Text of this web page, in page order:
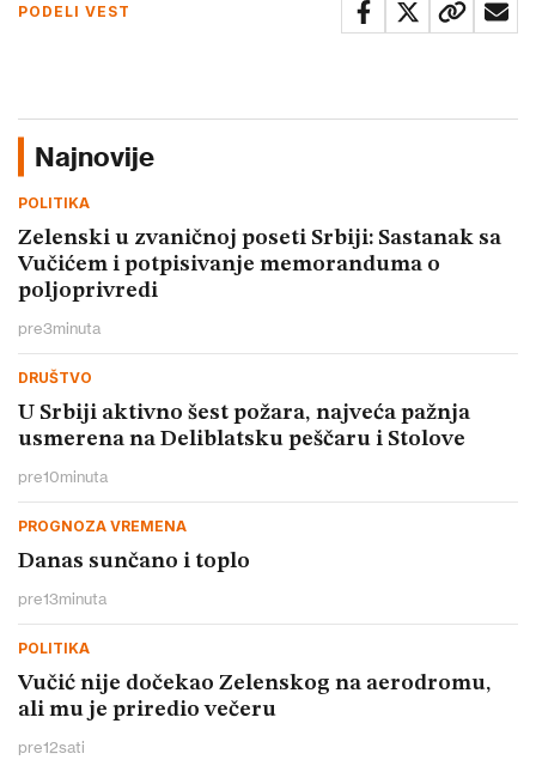
PODELI VEST
Najnovije
POLITIKA
Zelenski u zvaničnoj poseti Srbiji: Sastanak sa
Vučićem i potpisivanje memoranduma o
poljoprivredi
pre3minuta
DRUŠTVO
U Srbiji aktivno šest požara, najveća pažnja
usmerena na Deliblatsku peščaru i Stolove
pre10minuta
PROGNOZA VREMENA
Danas sunčano i toplo
pre13minuta
POLITIKA
Vučić nije dočekao Zelenskog na aerodromu,
ali mu je priredio večeru
pre12sati